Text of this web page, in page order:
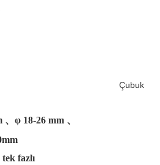
、φ 18-26 mm 、
fazlı